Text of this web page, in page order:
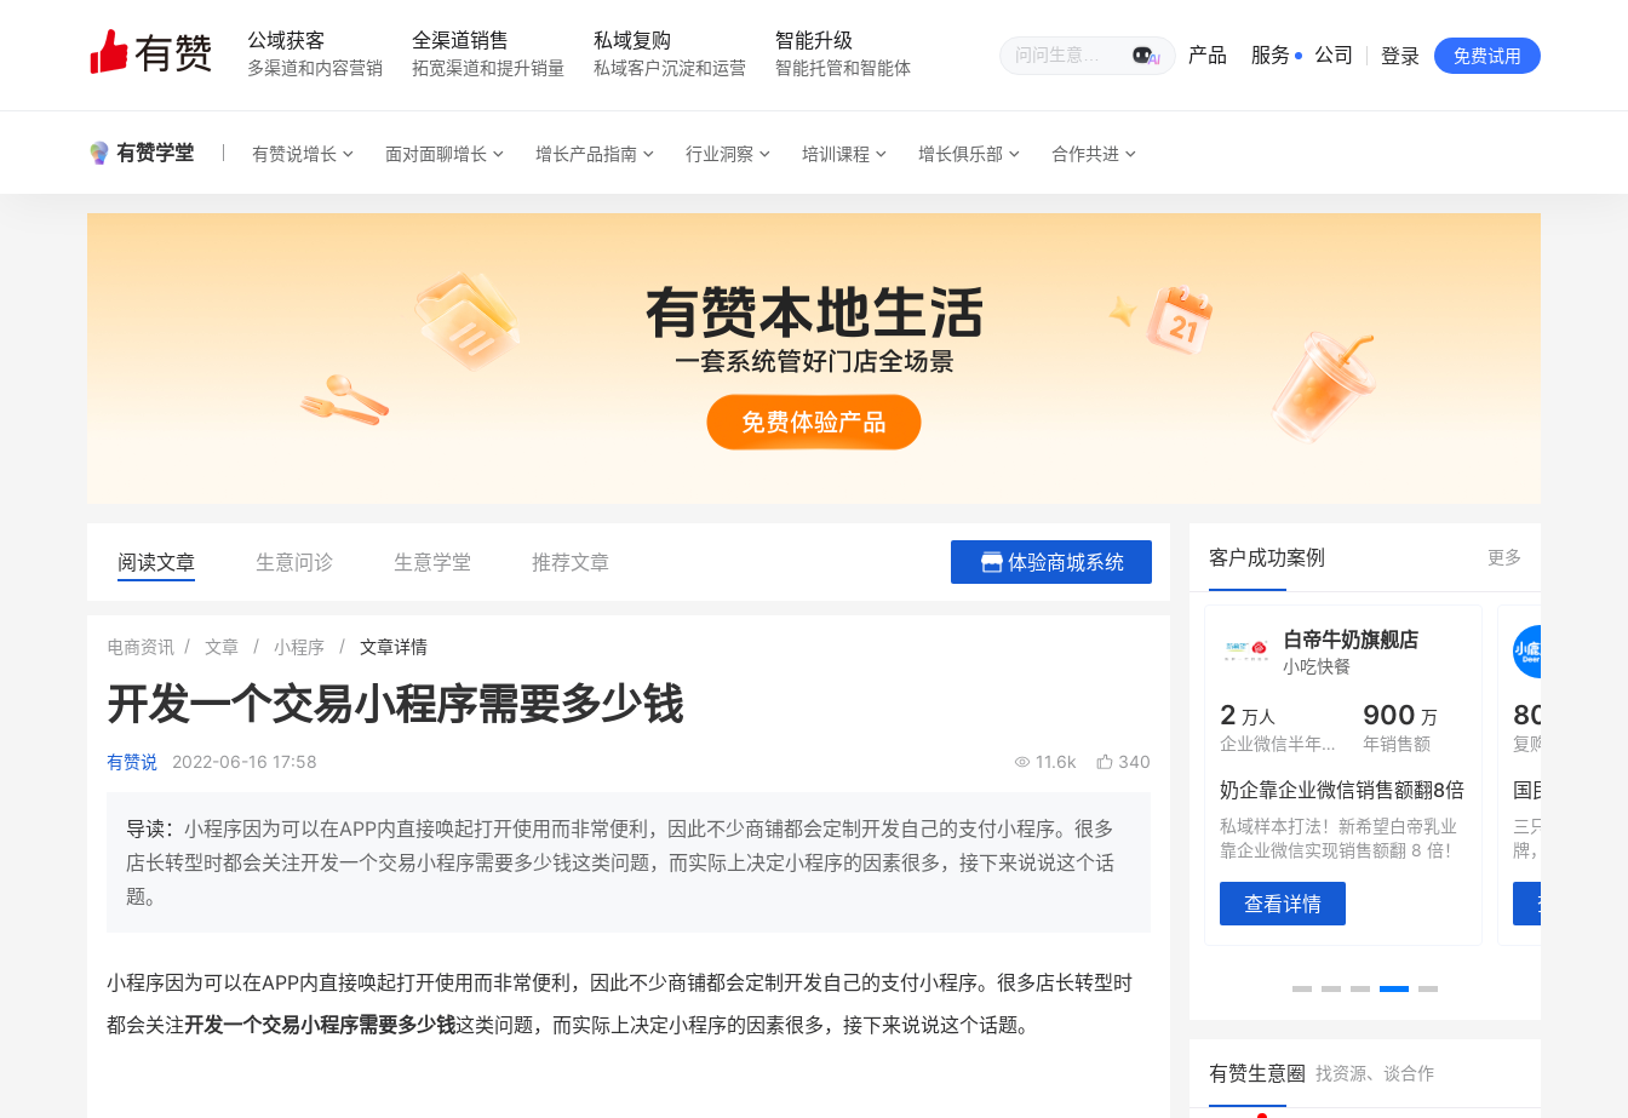
公域获客
多渠道和内容营销
全渠道销售
拓宽渠道和提升销量
私域复购
私域客户沉淀和运营
智能升级
智能托管和智能体
生意专家
产品 服务 公司
有赞公益
站点地图
登录 免费试用
有赞学堂 有赞说增长 面对面聊增长 增长产品指南 行业洞察 培训课程 增长俱乐部 合作共进
阅读文章 生意问诊 生意学堂 推荐文章 体验商城系统
电商资讯 文章 小程序 文章详情
开发一个交易小程序需要多少钱
有赞说 2022-06-16 17:58 11.6k 340
导读： 小程序因为可以在APP内直接唤起打开使用而非常便利，因此不少商铺都会定制开发自己的支付小程序。很多
店长转型时都会关注开发一个交易小程序需要多少钱这类问题，而实际上决定小程序的因素很多，接下来说说这个话
题。
小程序因为可以在APP内直接唤起打开使用而非常便利，因此不少商铺都会定制开发自己的支付小程序。很多店长转型时
都会关注开发一个交易小程序需要多少钱这类问题，而实际上决定小程序的因素很多，接下来说说这个话题。
客户成功案例 更多
BEIESTATE贝易品牌
母婴
类目销售额
年度GMV
有货源没流量？母婴馆如何破局
他只用7年做到平台销冠，转战私
域如何破局？
龙贝莱商城
200 万
200 %
这家女装连锁如何借有赞破局新
零售？
30 万
IT精英回乡种地，撬动2000万生
意！
私域样本打法！新希望白帝乳业
靠企业微信实现销售额翻 8 倍！
小鹿蓝蓝会员
休闲零食
80%
复购率
7900 万
一季度营收
国民品牌副线的私域大爆发
三只松鼠旗下的网红婴儿辅食品
牌，22天便拿下类目第一
查看详情
1 top
他只用7年做
域如何破局？
查看详情
有赞生意圈 找资源、谈合作